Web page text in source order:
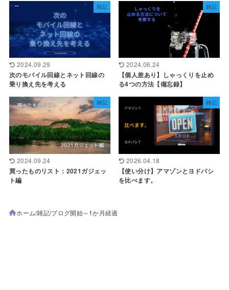
雑記
2024.09.29
次のモバイル回線とネット回線の
乗り換え先を考える
雑記
2024.06.24
【個人差あり】しゃっくりを止め
る4つの方法【備忘録】
雑記
2024.09.24
買ったものリスト：2021ガジェッ
ト編
雑記
2026.04.18
【使い分け】アマゾンとヨドバシ
を比べます。
ホーム雑記ブログ開始～1か月経過